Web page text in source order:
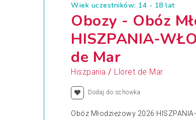
Wiek uczestników: 14 - 18 lat
Obozy - Obóz
HISZPANIA-
de Mar
Hiszpania / Lloret de Mar
Dodaj do schowka
Obóz Młodzieżowy 2026